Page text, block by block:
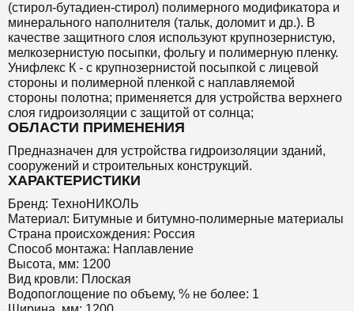
(стирол-бутадиен-стирол) полимерного модификатора и
минерального наполнителя (тальк, доломит и др.). В
качестве защитного слоя используют крупнозернистую,
мелкозернистую посыпки, фольгу и полимерную пленку.
Унифлекс К - с крупнозернистой посыпкой с лицевой
стороны и полимерной пленкой с наплавляемой
стороны полотна; применяется для устройства верхнего
слоя гидроизоляции с защитой от солнца;
ОБЛАСТИ ПРИМЕНЕНИЯ
Предназначен для устройства гидроизоляции зданий,
сооружений и строительных конструкций.
ХАРАКТЕРИСТИКИ
Бренд: ТехноНИКОЛЬ
Материал: Битумные и битумно-полимерные материалы
Страна происхождения: Россия
Способ монтажа: Наплавление
Высота, мм: 1200
Вид кровли: Плоская
Водопоглощение по объему, % не более: 1